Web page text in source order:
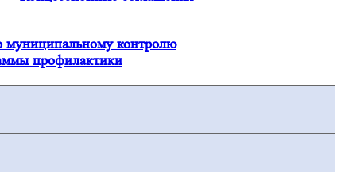
контролю
профилактики